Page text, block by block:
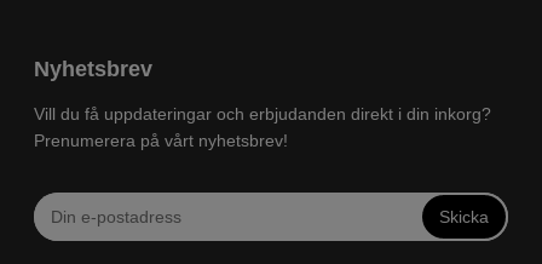
Nyhetsbrev
Vill du få uppdateringar och erbjudanden direkt i din inkorg?
Prenumerera på vårt nyhetsbrev!
Skicka